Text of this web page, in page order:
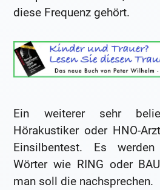
diese Frequenz gehört.
Ein weiterer sehr
Hörakustiker oder HNO-
Einsilbentest. Es
Wörter wie RING oder
man soll die nachsprechen.